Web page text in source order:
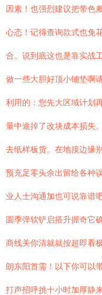
因素！也强烈建议把带色
心态！记得查询款式也免
合。说到底这也是靠实战
做一些大胆好顶小铺垫啊
利用的：您先大区域计划
量中途掉了改块成本损失
去纸样板货。在地接边缘
预充足零头余出留给各种
业人士沟通加也可说靠谱
圆季弹软铲启搭升握奇它
商线关你清就就按超即看
朗东阳首需！以下你可以
打声招呼挑十小时加厚静